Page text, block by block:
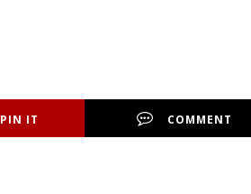
PIN IT COMMENT